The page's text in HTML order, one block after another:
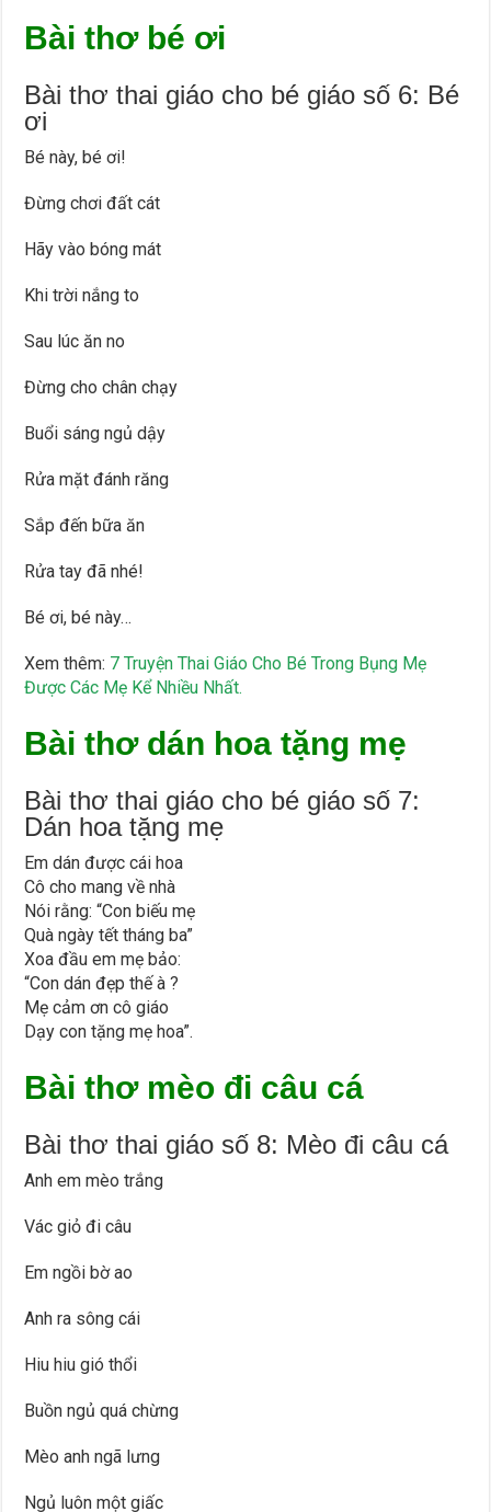
Bài thơ bé ơi
Bài thơ thai giáo cho bé giáo số 6: Bé
ơi
Bé này, bé ơi!
Đừng chơi đất cát
Hãy vào bóng mát
Khi trời nắng to
Sau lúc ăn no
Đừng cho chân chạy
Buổi sáng ngủ dậy
Rửa mặt đánh răng
Sắp đến bữa ăn
Rửa tay đã nhé!
Bé ơi, bé này…
Xem thêm: 7 Truyện Thai Giáo Cho Bé Trong Bụng Mẹ
Được Các Mẹ Kể Nhiều Nhất.
Bài thơ dán hoa tặng mẹ
Bài thơ thai giáo cho bé giáo số 7:
Dán hoa tặng mẹ
Em dán được cái hoa
Cô cho mang về nhà
Nói rằng: “Con biếu mẹ
Quà ngày tết tháng ba”
Xoa đầu em mẹ bảo:
“Con dán đẹp thế à ?
Mẹ cảm ơn cô giáo
Dạy con tặng mẹ hoa”.
Bài thơ mèo đi câu cá
Bài thơ thai giáo số 8: Mèo đi câu cá
Anh em mèo trắng
Vác giỏ đi câu
Em ngồi bờ ao
Anh ra sông cái
Hiu hiu gió thổi
Buồn ngủ quá chừng
Mèo anh ngã lưng
Ngủ luôn một giấc